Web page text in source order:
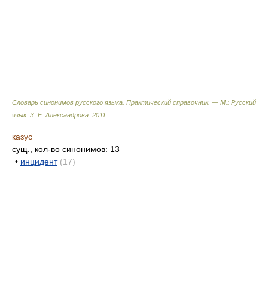
Словарь синонимов русского языка. Практический справочник. — М.: Русский
язык. З. Е. Александрова 2011
казус
сущ.
, кол-во синонимов: 13
• инцидент (17)